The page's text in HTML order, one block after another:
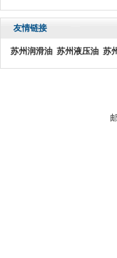
友情链接
苏州润滑油 苏州液压油 苏